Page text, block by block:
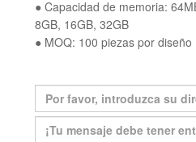
● Capacidad de memoria:
8GB, 16GB, 32GB
● MOQ: 100 piezas por diseño